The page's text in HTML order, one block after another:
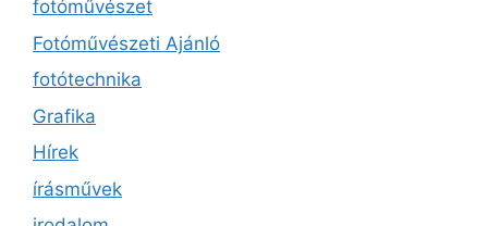
fotóművészet
Fotóművészeti Ajánló
fotótechnika
Grafika
Hírek
írásművek